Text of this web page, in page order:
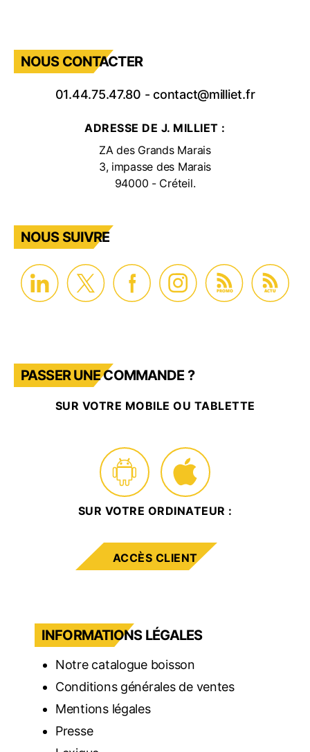
NOUS CONTACTER
01.44.75.47.80 -contact@milliet.fr
ADRESSE DE J. MILLIET :
ZA des Grands Marais
3, impasse des Marais
94000 - Créteil.
NOUS SUIVRE
PROMO ACTU
PASSER UNE COMMANDE ?
SUR VOTRE MOBILE OU TABLETTE
SUR VOTRE ORDINATEUR :
ACCÈS CLIENT
INFORMATIONS LÉGALES
Notre catalogue boisson
Conditions générales de ventes
Mentions légales
Presse